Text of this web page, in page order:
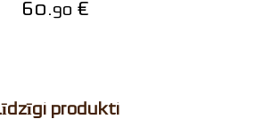
60.90 €
Līdzīgi produkti